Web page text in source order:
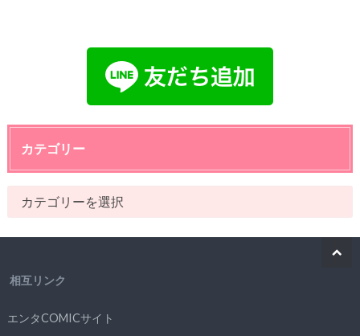
カテゴリー
相互リンク
エンタCOMICサイト